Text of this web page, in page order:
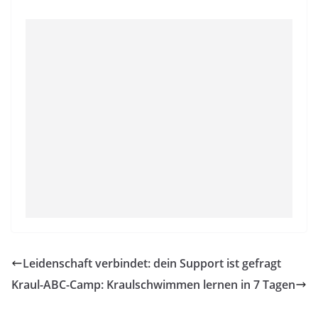
Leidenschaft verbindet: dein Support ist gefragt
Kraul-ABC-Camp: Kraulschwimmen lernen in 7 Tagen